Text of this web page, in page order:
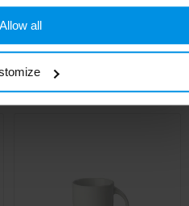
Allow all
producten